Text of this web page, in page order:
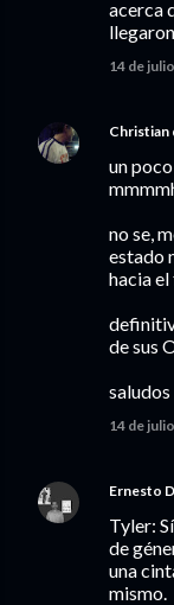
acerca
14 de
Christian
un
no se,
estado
hacia el
de sus
saludos
14 de
Ernesto
Tyler:
de
una
mismo.